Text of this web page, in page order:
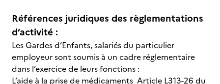
Références juridiques des règlementations
d’activité :
Les Gardes d’Enfants, salariés du particulier
employeur sont soumis à un cadre réglementaire
dans l’exercice de leurs fonctions :
L’aide à la prise de médicaments Article L313-26 du